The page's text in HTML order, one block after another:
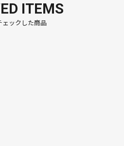
ITEMS
ェックした商品